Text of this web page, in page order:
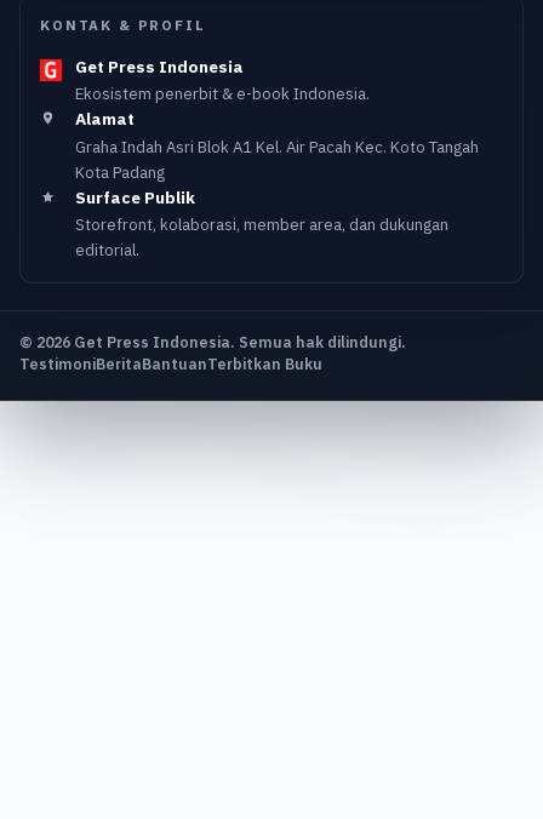
KONTAK & PROFIL
Get Press Indonesia
Ekosistem penerbit & e-book Indonesia.
Alamat
Graha Indah Asri Blok A1 Kel. Air Pacah Kec. Koto Tangah
Kota Padang
Surface Publik
Storefront, kolaborasi, member area, dan dukungan
editorial.
© 2026 Get Press Indonesia. Semua hak dilindungi.
TestimoniBeritaBantuanTerbitkan Buku